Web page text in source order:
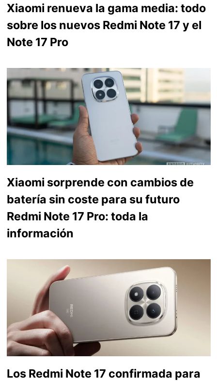
Xiaomi renueva la gama media: todo
sobre los nuevos Redmi Note 17 y el
Note 17 Pro
Xiaomi sorprende con cambios de
batería sin coste para su futuro
Redmi Note 17 Pro: toda la
información
Los Redmi Note 17 confirmada para